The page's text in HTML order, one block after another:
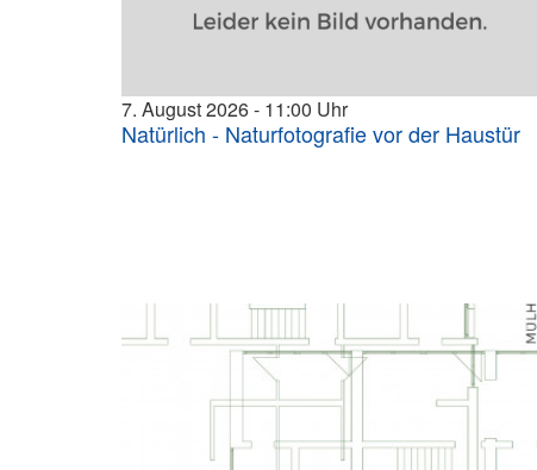
7. August 2026 11:00
Natürlich - Naturfotografie vor der Haustür